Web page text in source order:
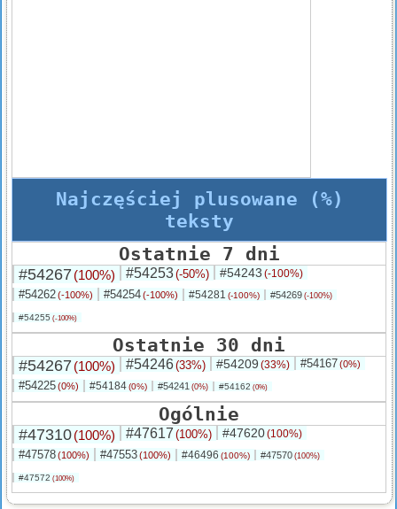
Najczęściej plusowane (%)
teksty
Ostatnie 7 dni
#54267 (100%) #54253(-50%) #54243 (-100%)
#54262(-100%) #54254(-100%) #54281 (-100%) #54269 (-100%)
#54255 (-100%)
Ostatnie 30 dni
#54267 (100%) #54246(33%) #54209 (33%) #54167(0%)
#54225(0%) #54184(0%) #54241 (0%) #54162 (0%)
Ogólnie
#47310(100%) #47617 (100%) #47620(100%)
#47578(100%) #47553(100%) #46496 (100%) #47570 (100%)
#47572 (100%)